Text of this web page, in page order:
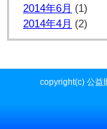
2014年6月 (1)
2014年4月 (2)
copyright(c) 公益